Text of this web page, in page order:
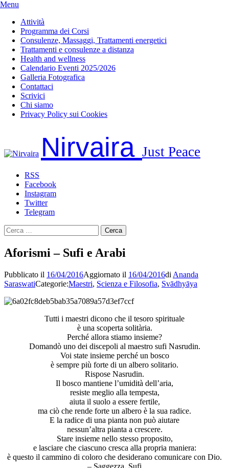
Menu
Attività
Programma dei Corsi
Consulenze, Massaggi, Trattamenti energetici
Trattamenti e consulenze a distanza
Health and wellness
Calendario Eventi 2025/2026
Galleria Fotografica
Contattaci
Scrivici
Chi siamo
Privacy Policy sui Cookies
contenuto
Nirvaira Just Peace
RSS
Facebook
Instagram
Twitter
Telegram
Ricerca
per:
Aforismi – Sufi e Arabi
Pubblicato il 16/04/2016Aggiornato il 16/04/2016di Ananda
SaraswatiCategorie:Maestri, Scienza e Filosofia, Svādhyāya
Tutti i maestri dicono che il tesoro spirituale
è una scoperta solitària.
Perché allora stiamo insieme?
Domandò uno dei discepoli al maestro sufi Nasrudin.
Voi state insieme perché un bosco
è sempre più forte di un albero solitario.
Rispose Nasrudin.
Il bosco mantiene l’umidità dell’aria,
resiste meglio alla tempesta,
aiuta il suolo a essere fertile,
ma ciò che rende forte un albero è la sua radice.
E la radice di una pianta non può aiutare
nessun’altra pianta a crescere.
Stare insieme nello stesso proposito,
e lasciare che ciascuno cresca alla propria maniera:
è questo il cammino di coloro che desiderano comunicare con Dio.
– Saggezza, Sufi